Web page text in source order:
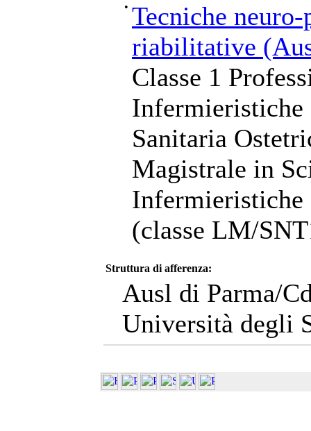
• Tecniche
riabilitative
Classe 1
Infermieristiche
Sanitaria
Magistrale in
Infermieristiche
(classe LM/
Struttura di afferenza:
Ausl di Parma/
Università degli